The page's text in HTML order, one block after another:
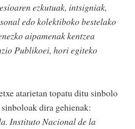
ezkutuak, intsigniak,
edo kolektiboko bestelako
aipamenak kentzea
Publikoei, hori egiteko
atarietan topatu ditu sinbolo
dira gehienak:
Instituto Nacional de la